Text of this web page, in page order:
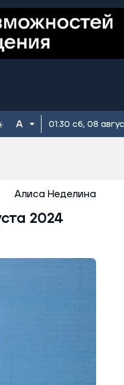
01:30 сб, 08
Алиса Неделина
2024